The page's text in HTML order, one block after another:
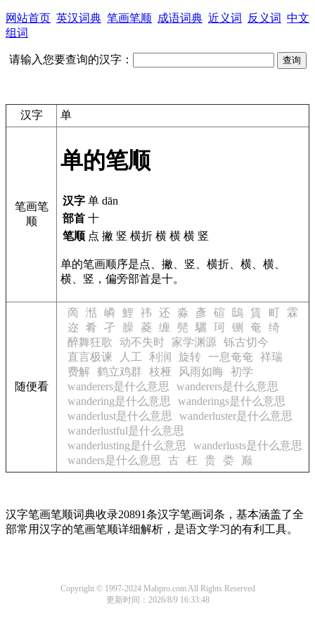
网站首页 英汉词典 笔画笔顺 成语词典 近义词 反义词 中文
组词
请输入您要查询的汉字：
汉字 单
笔画笔
顺
单的笔顺
汉字 单 dān
部首 十
笔顺 点 撇 竖 横折 横 横 横 竖
单的笔画顺序是点、撇、竖、横折、横、横、
横、竖，偏旁部首是十。
随便看
啇 湉 嶙 鯉 祎 还 淼 彥 碹 鴟 賃 町
霖
迩
肴 孑 臊 菱 缠 髡 驪 珂 铡 奄
绮
醉舞狂歌
动不失时 家学渊源
铄古切今
直言极谏
人工 利润 旋转 一息奄奄
祥瑞
费解 鹤立鸡群 枝桠 风雨如晦
初学
wanderers是什么意思
wanderers是什么意思
wandering是什么意思
wanderings是什么意思
wanderlust是什么意思
wanderluster是什么意思
wanderlustful是什么意思
wanderlusting是什么意思
wanderlusts是什么意思
wanders是什么意思
古 枉 贵 娄 巅
汉字笔画笔顺词典收录20891条汉字笔画词条，基本涵盖了全
部常用汉字的笔画笔顺详细解析，是语文学习的有利工具。
Copyright © 1997-2024 Mahpro.com All Rights Reserved
更新时间：2026/8/9 16:33:48